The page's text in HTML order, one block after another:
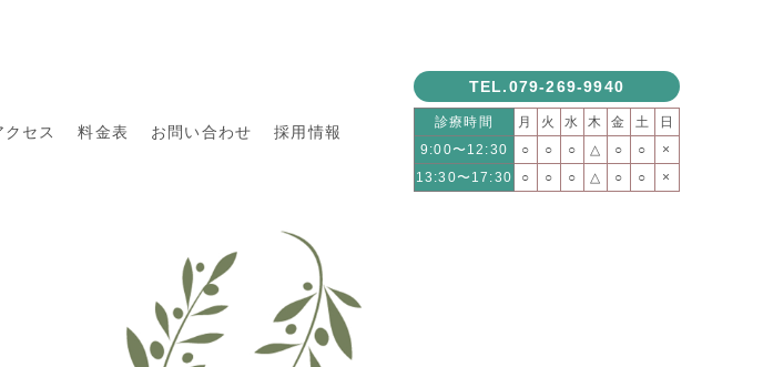
クセス 料金表 お問い合わせ 採用情報
TEL.079-269-9940
診療時間 月 火 水 木 金 土
日
9:00〜12:30
○ ○ ○ △ ○ ○
×
13:30〜17:30
○ ○ ○ △ ○ ○ ×